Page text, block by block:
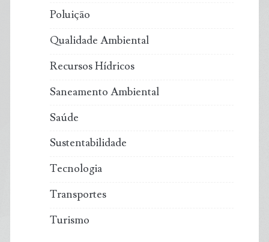
Poluição
Qualidade Ambiental
Recursos Hídricos
Saneamento Ambiental
Saúde
Sustentabilidade
Tecnologia
Transportes
Turismo